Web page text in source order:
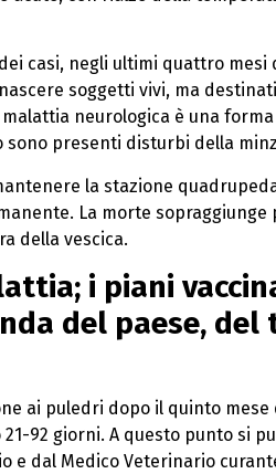
casi, negli ultimi quattro mesi
soggetti vivi, ma
neurologica è una
sono presenti disturbi della
la stazione
La morte sopraggiunge
della vescica.
i piani
del paese, del
ai puledri dopo il quinto
92 giorni. A questo punto si
e dal Medico Veterinario